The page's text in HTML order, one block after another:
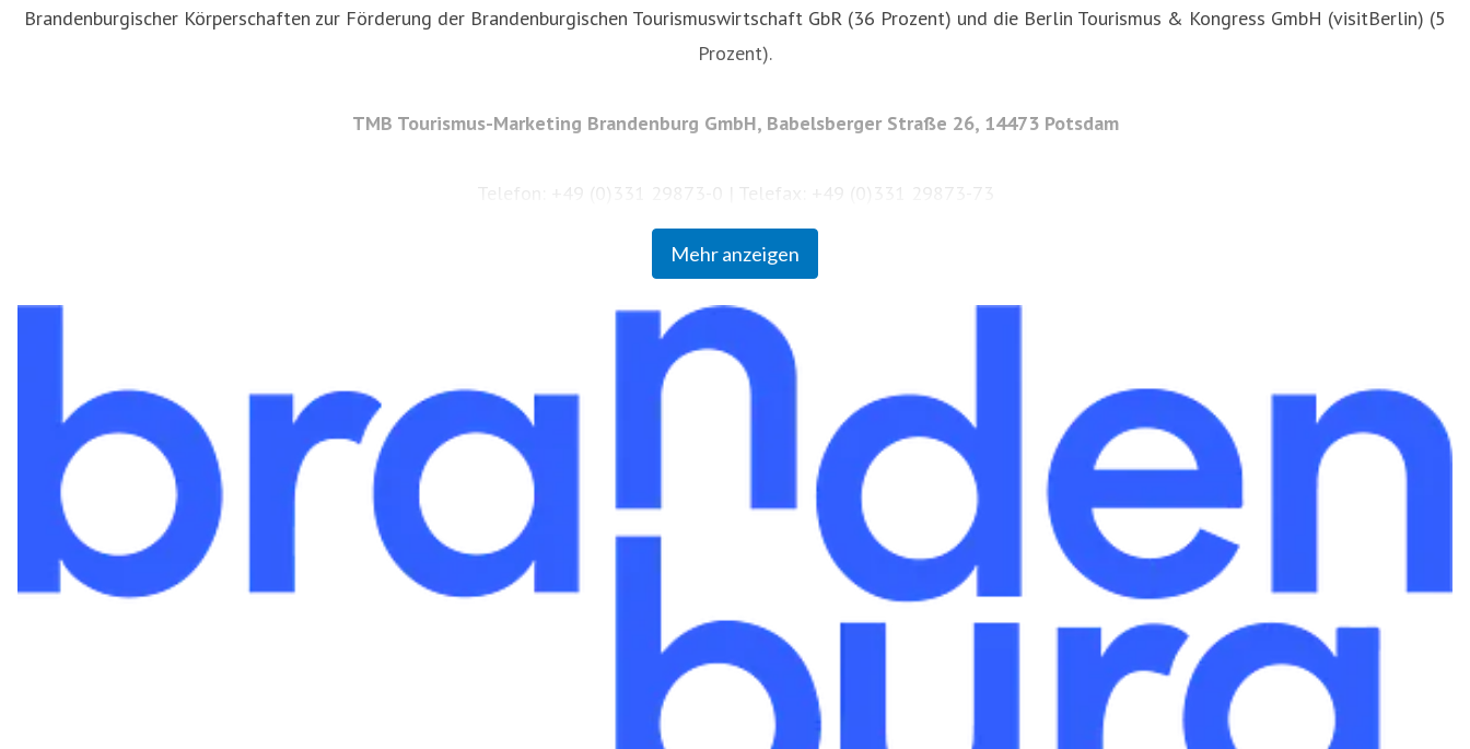
Brandenburgischer Körperschaften zur Förderung der Brandenburgischen Tourismuswirtschaft GbR (36 Prozent) und die Berlin Tourismus & Kongress GmbH (visitBerlin) (5
Prozent).
TMB Tourismus-Marketing Brandenburg GmbH, Babelsberger Straße 26, 14473 Potsdam
Telefon: +49 (0)331 29873-0 | Telefax: +49 (0)331 29873-73
service@reiseland-brandenburg.de|www.reiseland-brandenburg.de
Mehr anzeigen